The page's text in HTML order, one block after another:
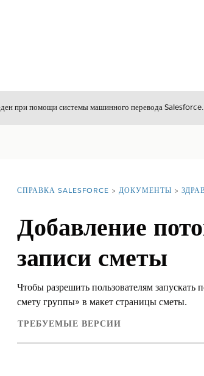
при помощи системы машинного перевода
содержание
Вы находитесь здесь:
СПРАВКА SALESFORCE ДОКУМЕНТЫ
Добавление
записи сметы
Чтобы разрешить пользователям
смету группы» в макет страницы сметы.
ТРЕБУЕМЫЕ ВЕРСИИ